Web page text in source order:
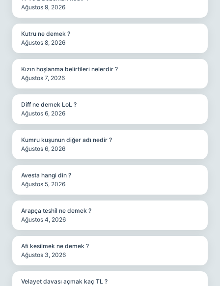
Ağustos 9, 2026
Kutru ne demek ?
Ağustos 8, 2026
Kızın hoşlanma belirtileri nelerdir ?
Ağustos 7, 2026
Diff ne demek LoL ?
Ağustos 6, 2026
Kumru kuşunun diğer adı nedir ?
Ağustos 6, 2026
Avesta hangi din ?
Ağustos 5, 2026
Arapça teshil ne demek ?
Ağustos 4, 2026
Afi kesilmek ne demek ?
Ağustos 3, 2026
Velayet davası açmak kaç TL ?